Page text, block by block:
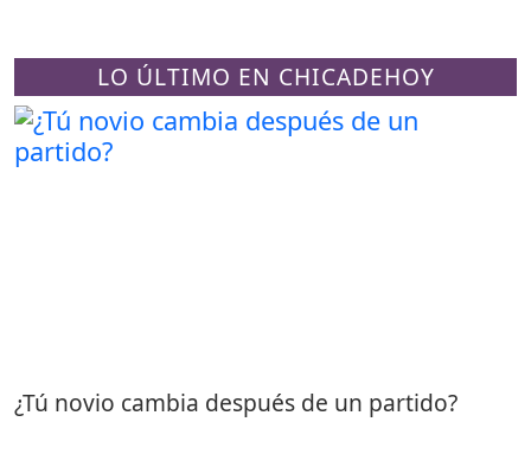
LO ÚLTIMO EN CHICADEHOY
¿Tú novio cambia después de un partido?